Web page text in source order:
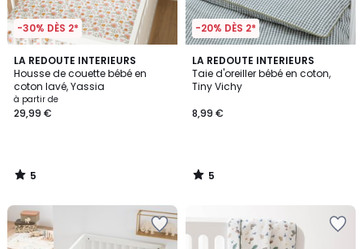
-30% DÈS 2*
LA REDOUTE INTERIEURS
Housse de couette bébé en
coton lavé, Yassia
à partir de
29,99 €
5
/
5
5
/
-20% DÈS 2*
LA REDOUTE INTERIEURS
Taie d'oreiller bébé en coton,
Tiny Vichy
8,99 €
5
/
5
5
/